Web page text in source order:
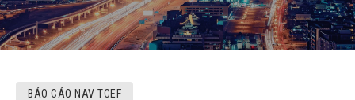
BÁO CÁO NAV TCEF